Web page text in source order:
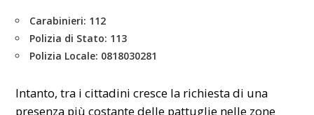
Carabinieri: 112
Polizia di Stato: 113
Polizia Locale: 0818030281
Intanto, tra i cittadini cresce la richiesta di una
presenza più costante delle pattuglie nelle zone